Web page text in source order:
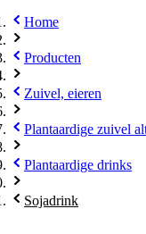
Home
Producten
Zuivel, eieren
Plantaardige zuivel
Plantaardige drinks
Sojadrink